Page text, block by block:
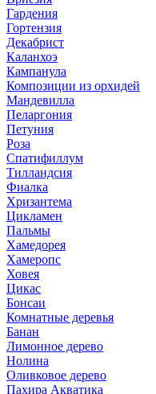
Гардения
Гортензия
Декабрист
Каланхоэ
Кампанула
Композиции из орхидей
Мандевилла
Пеларгония
Петуния
Роза
Спатифиллум
Тилландсия
Фиалка
Хризантема
Цикламен
Пальмы
Хамедорея
Хамеропс
Ховея
Цикас
Бонсаи
Комнатные деревья
Банан
Лимонное дерево
Нолина
Оливковое дерево
Пахира Акватика